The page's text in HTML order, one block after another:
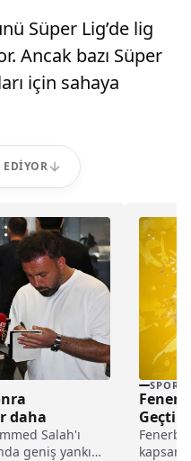
Süper Lig’de lig
Ancak bazı Süper
için sahaya
EDIYOR
daha
Salah'ı
geniş yankı
SPOR
Geçti